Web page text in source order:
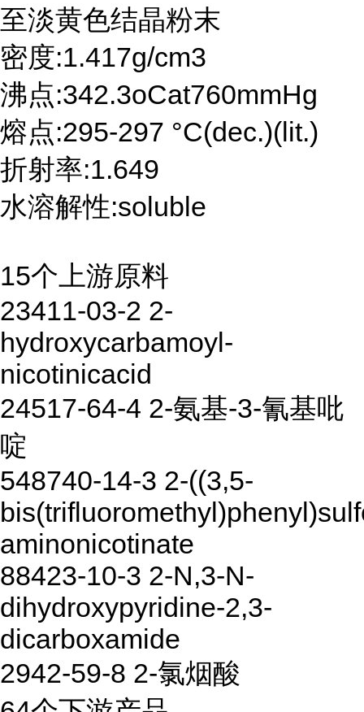
至淡黄色结晶粉末
密度:1.417g/cm3
沸点:342.3oCat760mmHg
熔点:295-297 °C(dec.)(lit.)
折射率:1.649
水溶解性:soluble
15个上游原料
23411-03-2 2-
hydroxycarbamoyl-
nicotinicacid
24517-64-4 2-氨基-3-氰基吡
啶
548740-14-3 2-((3,5-
aminonicotinate
88423-10-3 2-N,3-N-
dihydroxypyridine-2,3-
dicarboxamide
2942-59-8 2-氯烟酸